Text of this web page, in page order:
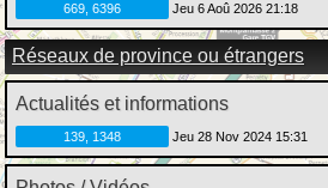
669, 6396 Jeu 6 Aoû 2026 21:18
Réseaux de province ou étrangers
Actualités et informations
139, 1348 Jeu 28 Nov 2024 15:31